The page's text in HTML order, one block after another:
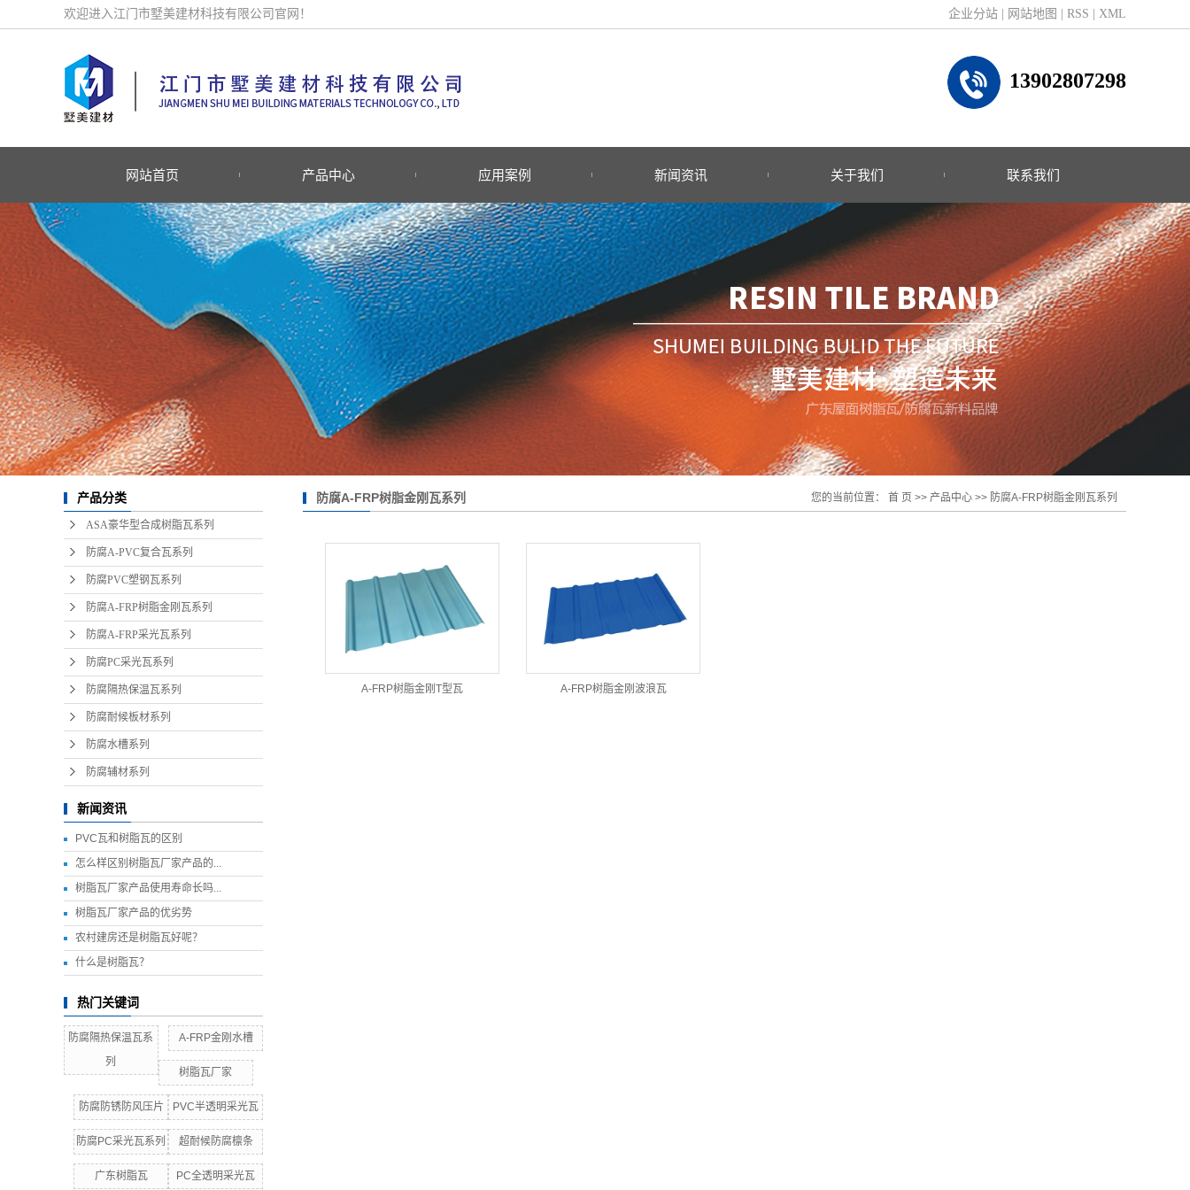
欢迎进入江门市墅美建材科技有限公司官网！ 企业分站 网站地图 RSS XML
13902807298
网站首页 产品中心
ASA豪华型合成树脂瓦系列
防腐A-PVC复合瓦系列
防腐PVC塑钢瓦系列
防腐A-FRP树脂金刚瓦系列
防腐A-FRP采光瓦系列
防腐PC采光瓦系列
防腐隔热保温瓦系列
防腐耐候板材系列
防腐水槽系列
应用案例
荣耀工程
新闻资讯
公司新闻
行业新闻
常见问题
关于我们
企业文化
荣誉资质
什么是树脂瓦
联系我们
产品分类
ASA豪华型合成树脂瓦系列
防腐A-PVC复合瓦系列
防腐PVC塑钢瓦系列
防腐A-FRP树脂金刚瓦系列
防腐A-FRP采光瓦系列
防腐PC采光瓦系列
防腐隔热保温瓦系列
防腐耐候板材系列
防腐水槽系列
防腐辅材系列
新闻资讯
PVC瓦和树脂瓦的区别
怎么样区别树脂瓦厂家产品的...
树脂瓦厂家产品使用寿命长吗...
树脂瓦厂家产品的优劣势
农村建房还是树脂瓦好呢？
什么是树脂瓦？
热门关键词
防腐隔热保温瓦系
列
A-FRP金刚水槽
树脂瓦厂家
防腐防锈防风压片 PVC半透明采光瓦
防腐PC采光瓦系列 超耐候防腐檩条
广东树脂瓦 PC全透明采光瓦
防腐A-FRP树脂金刚瓦系列 您的当前位置： 首 页 >> 产品中心 >> 防腐A-FRP树脂金刚瓦系列
A-FRP树脂金刚T型瓦 A-FRP树脂金刚波浪瓦